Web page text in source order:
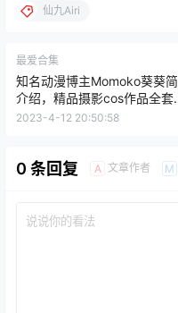
仙九Airi
最爱合集
知名动漫博主Momoko葵葵简
介绍，精品摄影cos作品全套
赏析
2023-4-12 20:50:58
0 条回复 A 文章作者 M